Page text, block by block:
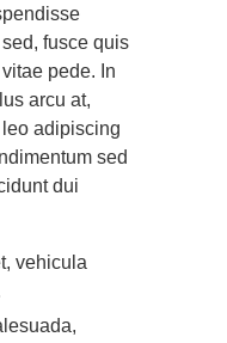
fusce quis
pede. In
arcu at,
adipiscing
sed
dui
vehicula